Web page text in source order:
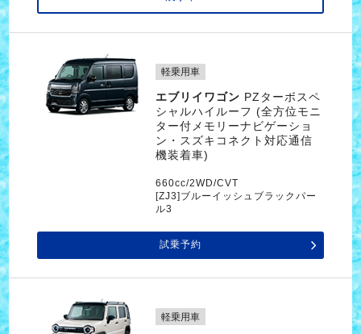
軽乗用車
エブリイワゴン PZターボスペ
シャルハイルーフ (全方位モニ
ター付メモリーナビゲーショ
ン・スズキコネクト対応通信
機装着車)
660cc/2WD/CVT
[ZJ3]ブルーイッシュブラックパー
ル3
試乗予約
軽乗用車